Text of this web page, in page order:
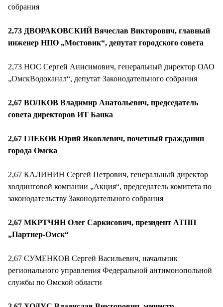
собрания
2,73 ДВОРАКОВСКИЙ Вячеслав Викторович, главный
инженер НПО „Мостовик“, депутат городского совета
2,73 НОС Сергей Анисимович, генеральный директор ОАО
„ОмскВодоканал“, депутат Законодательного собрания
2,67 ВОЛКОВ Владимир Анатольевич, председатель
совета директоров ИТ Банка
2,67 ГЛЕБОВ Юрий Яковлевич, почетный гражданин
города Омска
2,67 КАЛИНИН Сергей Петрович, генеральный директор
холдинговой компании „Акция“, председатель комитета по
законодательству Законодательного собрания
2,67 МКРТЧЯН Олег Саркисович, президент АТПП
„Партнер-Омск“
2,67 СУМЕНКОВ Сергей Васильевич, начальник
регионального управления Федеральной антимонопольной
службы по Омской области